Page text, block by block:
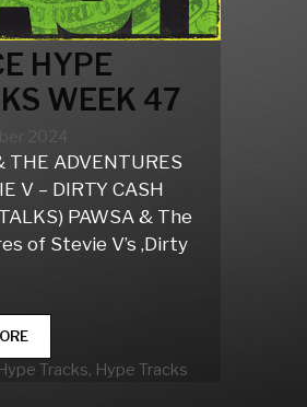
HYPE
WEEK 47
2024
THE ADVENTURES
V – DIRTY CASH
PAWSA & The
of Stevie V’s ‚Dirty
DANCE
HYPE
TRACKS
Tracks, Hype Tracks